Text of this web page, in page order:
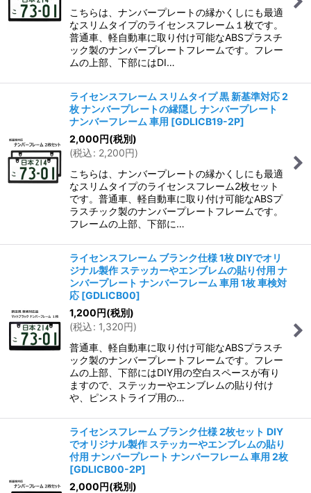
こちらは、ナンバープレートの縁かくしにも最適
なスリムタイプのライセンスフレーム１枚です。
普通車、軽自動車に取り付け可能なABSプラスチ
ック製のナンバープレートフレームです。フレー
ムの上部、下部にはDI…
ライセンスフレーム スリムタイプ 黒 新基準対応 2
枚 ナンバープレートの縁隠し ナンバープレート
ナンバーフレーム 車用 [GDLICB19-2P]
2,000円(税別)
(税込: 2,200円)
こちらは、ナンバープレートの縁かくしにも最適
なスリムタイプのライセンスフレーム2枚セット
です。普通車、軽自動車に取り付け可能なABSプ
ラスチック製のナンバープレートフレームです。
フレームの上部、下部に…
ライセンスフレーム ブランク仕様 1枚 DIYでオリ
ジナル製作 ステッカーやエンブレムの貼り付用 ナ
ンバープレート ナンバーフレーム 車用 1枚 車検対
応 [GDLICB00]
1,200円(税別)
(税込: 1,320円)
普通車、軽自動車に取り付け可能なABSプラスチ
ック製のナンバープレートフレームです。フレー
ムの上部、下部にはDIY用の空白スペースが有り
ますので、ステッカーやエンブレムの貼り付け
や、ピンストライプ用の…
ライセンスフレーム ブランク仕様 2枚セット DIY
でオリジナル製作 ステッカーやエンブレムの貼り
付用 ナンバープレート ナンバーフレーム 車用 2枚
[GDLICB00-2P]
2,000円(税別)